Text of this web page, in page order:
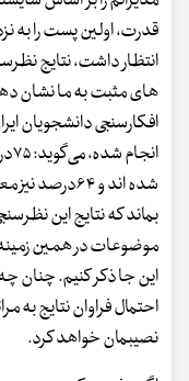
قدرت، اولین پست را به
انتظار داشت، نتایج
های مثبت به ما نشان
افکارسنجی دانشجویان
شده اند و
بماند که نتایج این
موضوعات در همین زمینه
این جا ذکر کنیم. چنان
احتمال فراوان نتایج
نصیبمان خواهد کرد.